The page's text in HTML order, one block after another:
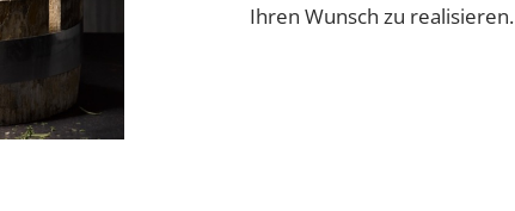
Ihren Wunsch zu realisieren.